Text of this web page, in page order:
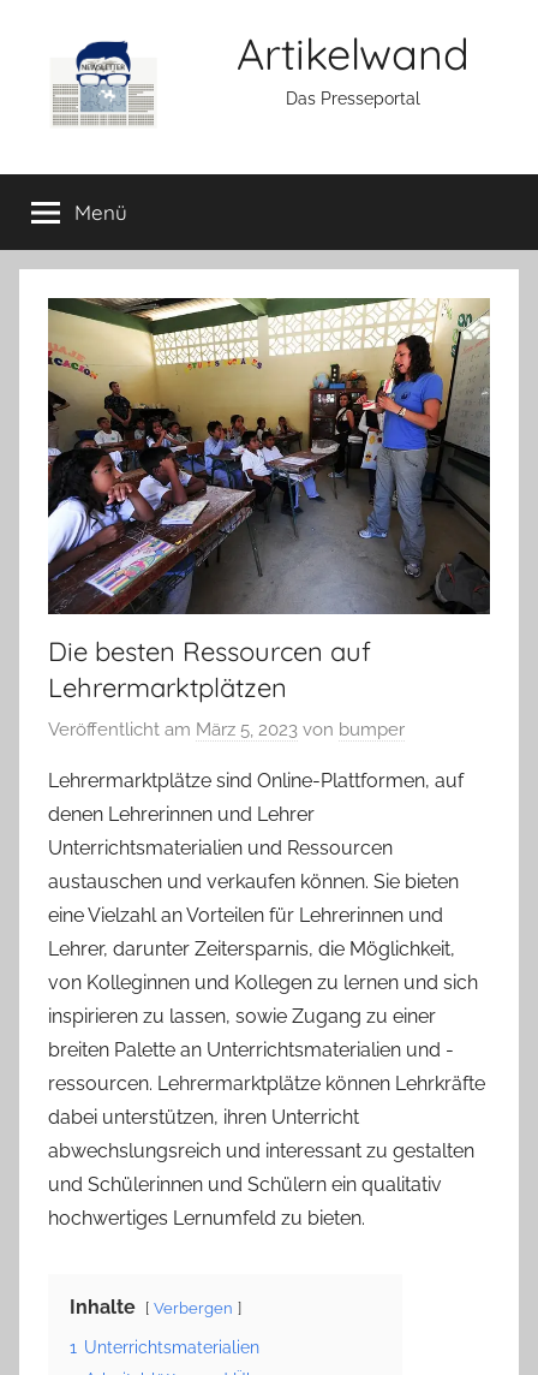
springen
Artikelwand
Das Presseportal
Menü
Die besten Ressourcen auf
Lehrermarktplätzen
Veröffentlicht am März 5, 2023 von bumper
Lehrermarktplätze sind Online-Plattformen, auf
denen Lehrerinnen und Lehrer
Unterrichtsmaterialien und Ressourcen
austauschen und verkaufen können. Sie bieten
eine Vielzahl an Vorteilen für Lehrerinnen und
Lehrer, darunter Zeitersparnis, die Möglichkeit,
von Kolleginnen und Kollegen zu lernen und sich
inspirieren zu lassen, sowie Zugang zu einer
breiten Palette an Unterrichtsmaterialien und -
ressourcen. Lehrermarktplätze können Lehrkräfte
dabei unterstützen, ihren Unterricht
abwechslungsreich und interessant zu gestalten
und Schülerinnen und Schülern ein qualitativ
hochwertiges Lernumfeld zu bieten.
Inhalte Verbergen
1 Unterrichtsmaterialien